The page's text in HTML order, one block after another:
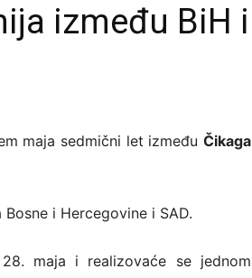
između BiH i
maja sedmični let između Čikaga
i Hercegovine i SAD.
maja i realizovaće se jednom